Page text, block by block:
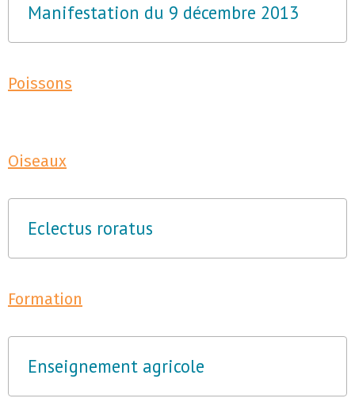
Manifestation du 9 décembre 2013
Poissons
Oiseaux
Eclectus roratus
Formation
Enseignement agricole